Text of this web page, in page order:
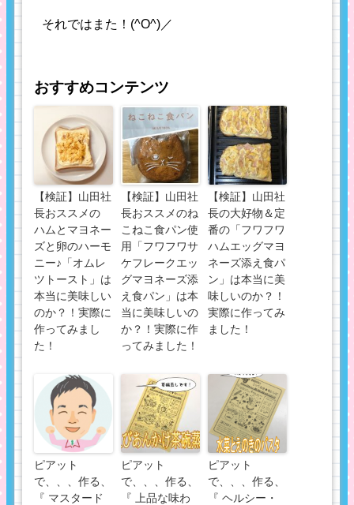
それではまた！(^O^)／
おすすめコンテンツ
【検証】山田社
長おススメの
ハムとマヨネー
ズと卵のハーモ
ニー♪「オムレ
ツトースト」は
本当に美味しい
のか？！実際に
作ってみまし
た！
【検証】山田社
長おススメのね
こねこ食パン使
用「フワフワサ
ケフレークエッ
グマヨネーズ添
え食パン」は本
当に美味しいの
か？！実際に作
ってみました！
【検証】山田社
長の大好物＆定
番の「フワフワ
ハムエッグマヨ
ネーズ添え食パ
ン」は本当に美
味しいのか？！
実際に作ってみ
ました！
ピアット
で、、、作る、
『 マスタード
ピアット
で、、、作る、
『 上品な味わ
ピアット
で、、、作る、
『 ヘルシー・